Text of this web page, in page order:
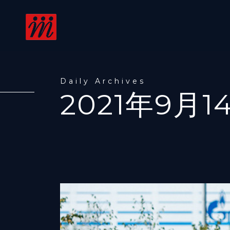
Daily Archives
2021年9月